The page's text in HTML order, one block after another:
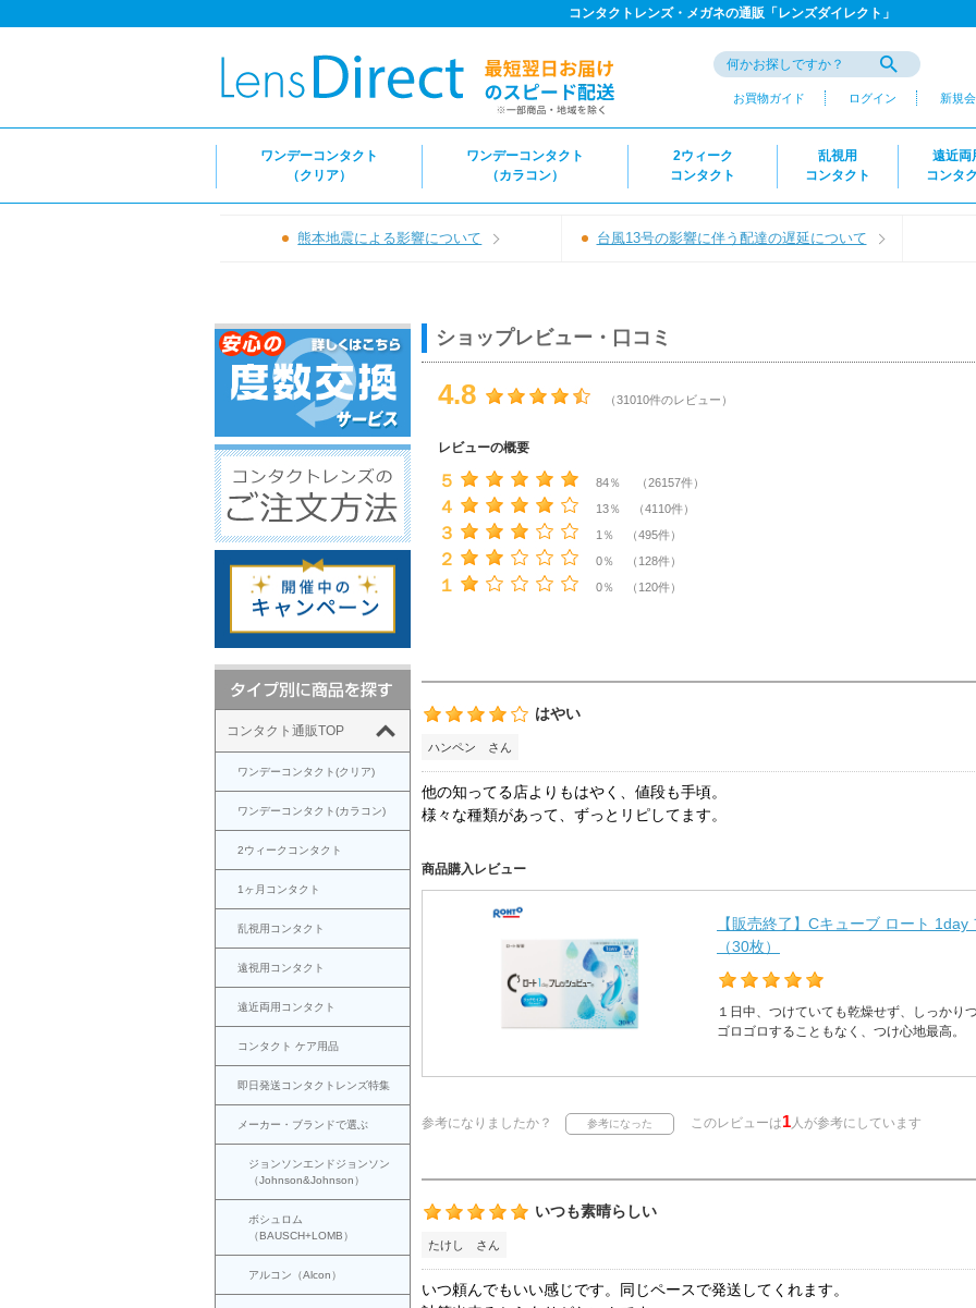
コンタクトレンズ・メガネの通販「レンズダイレクト」
お買物ガイド ログイン 新規
ワンデーコンタクト
（クリア）
ワンデーコンタクト
（カラコン）
2ウィーク
コンタクト
乱視用
コンタクト
遠近両
コンタ
熊本地震による影響について 台風13号の影響に伴う配達の遅延について
コンタクト通販TOP
ワンデーコンタクト(クリア)
ワンデーコンタクト(カラコン)
2ウィークコンタクト
1ヶ月コンタクト
乱視用コンタクト
遠視用コンタクト
遠近両用コンタクト
コンタクト ケア用品
即日発送コンタクトレンズ特集
メーカー・ブランドで選ぶ
ジョンソンエンドジョンソン
（Johnson&Johnson）
ボシュロム
（BAUSCH+LOMB）
アルコン（Alcon）
ショップレビュー・口コミ
4.8 （31010件のレビュー）
レビューの概要
５ 84％ （26157件）
４ 13％ （4110件）
３ 1％ （495件）
２ 0％ （128件）
１ 0％ （120件）
はやい
ハンペン さん
他の知ってる店よりもはやく、値段も手頃。
様々な種類があって、ずっとリピしてます。
商品購入レビュー
【販売終了】Cキューブ ロート
（30枚）
１日中、つけていても乾燥せず、しっかり
ゴロゴロすることもなく、つけ心地最高。
参考になりましたか？ このレビューは1人が参考にしています
いつも素晴らしい
たけし さん
いつ頼んでもいい感じです。同じペースで発送してくれます。